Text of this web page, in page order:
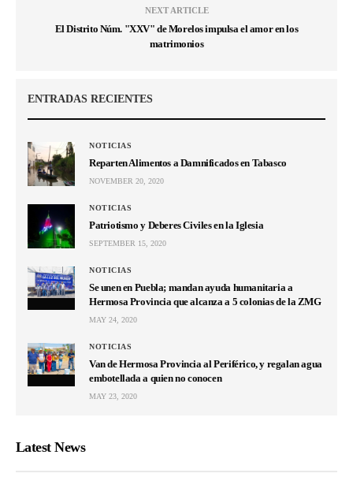
NEXT ARTICLE
El Distrito Núm. "XXV" de Morelos impulsa el amor en los
matrimonios
ENTRADAS RECIENTES
NOTICIAS
Reparten Alimentos a Damnificados en Tabasco
NOVEMBER 20, 2020
NOTICIAS
Patriotismo y Deberes Civiles en la Iglesia
SEPTEMBER 15, 2020
NOTICIAS
Se unen en Puebla; mandan ayuda humanitaria a
Hermosa Provincia que alcanza a 5 colonias de la ZMG
MAY 24, 2020
NOTICIAS
Van de Hermosa Provincia al Periférico, y regalan agua
embotellada a quien no conocen
MAY 23, 2020
Latest News